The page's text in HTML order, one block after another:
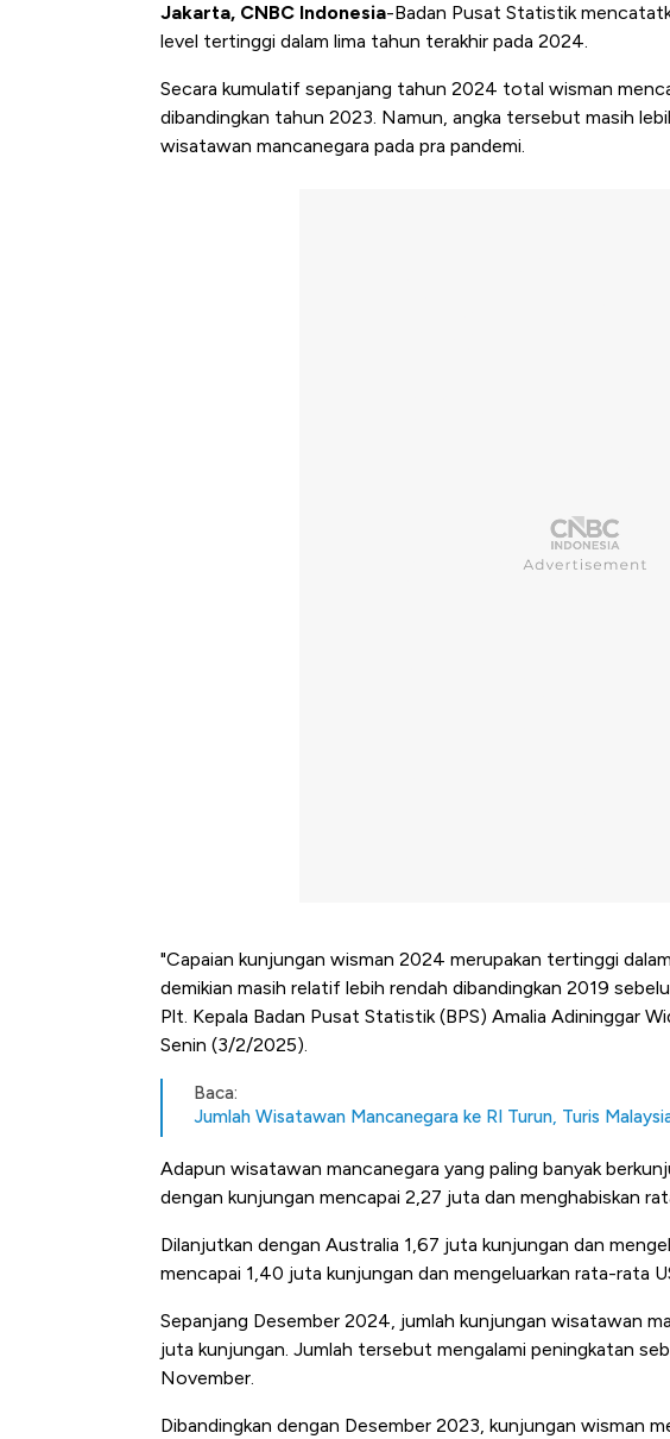
Jakarta, CNBC Indonesia-Badan Pusat Statistik
level tertinggi dalam lima tahun terakhir pada 2024.
Secara kumulatif sepanjang tahun 2024 total wisman
dibandingkan tahun 2023. Namun, angka tersebut masih
wisatawan mancanegara pada pra pandemi.
"Capaian kunjungan wisman 2024 merupakan tertinggi
demikian masih relatif lebih rendah dibandingkan 2019
Plt. Kepala Badan Pusat Statistik (BPS) Amalia Adininggar
Senin (3/2/2025).
Baca:
Jumlah Wisatawan Mancanegara ke RI Turun, Turis
Adapun wisatawan mancanegara yang paling banyak
dengan kunjungan mencapai 2,27 juta dan menghabiskan
Dilanjutkan dengan Australia 1,67 juta kunjungan dan
mencapai 1,40 juta kunjungan dan mengeluarkan rata-rata
Sepanjang Desember 2024, jumlah kunjungan wisatawan
juta kunjungan. Jumlah tersebut mengalami peningkatan
November.
Dibandingkan dengan Desember 2023, kunjungan wisman